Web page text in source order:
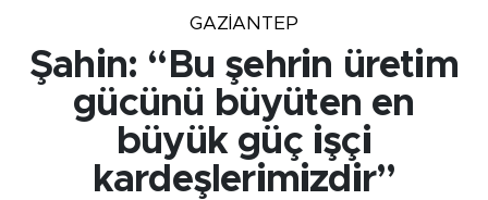
GAZIANTEP
Şahin: “Bu şehrin üretim
gücünü büyüten en
büyük güç işçi
kardeşlerimizdir”
Tüm Manşetler
Son Dakika Haberleri
Haber Arşivi